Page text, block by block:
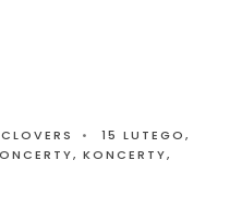
•
15 LUTEGO,
, KONCERTY,